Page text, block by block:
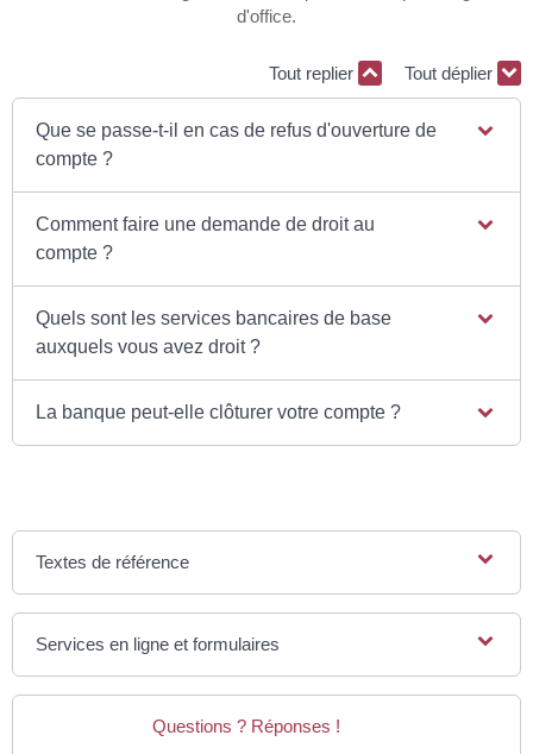
d'office.
Tout replier Tout déplier
Que se passe-t-il en cas de refus d'ouverture de
compte ?
Comment faire une demande de droit au
compte ?
Quels sont les services bancaires de base
auxquels vous avez droit ?
La banque peut-elle clôturer votre compte ?
Textes de référence
Services en ligne et formulaires
Questions ? Réponses !